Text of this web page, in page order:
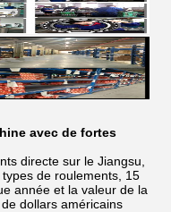
avec de fortes
directe sur le Jiangsu,
de roulements, 15
année et la valeur de la
dollars américains